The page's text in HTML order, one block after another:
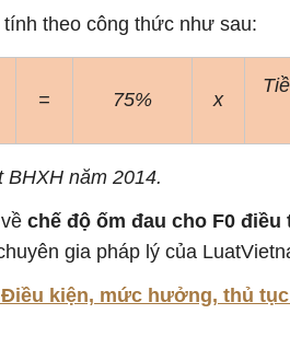
theo công thức như sau:
= 75% x
năm 2014.
chế độ ốm đau cho F0 điều
gia pháp lý của
Điều kiện, mức hưởng, thủ